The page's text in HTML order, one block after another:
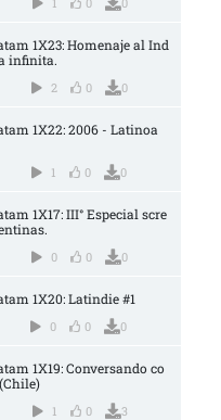
1X23: Homenaje al Ind
infinita.
2 0 0
1X22: 2006 - Latinoa
1 0 0
1X17: III° Especial scre
0 0 0
1X20: Latindie #1
0 0 0
1X19: Conversando co
1 0 3